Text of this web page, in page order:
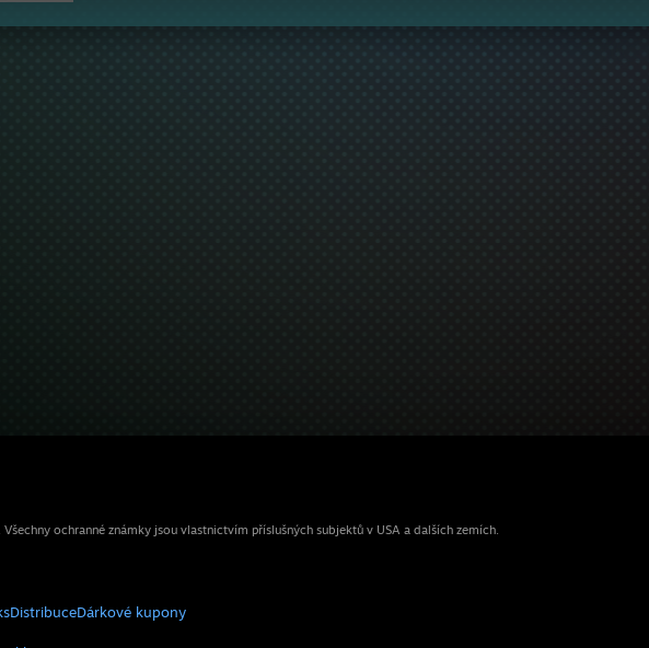
ochranné známky jsou vlastnictvím příslušných subjektů v USA a dalších zemích.
DistribuceDárkové kupony